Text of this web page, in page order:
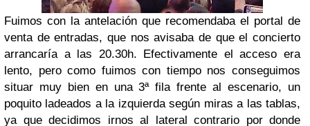
Fuimos con la antelación que recomendaba el portal de
venta de entradas, que nos avisaba de que el concierto
arrancaría a las 20.30h. Efectivamente el acceso era
lento, pero como fuimos con tiempo nos conseguimos
situar muy bien en una 3ª fila frente al escenario, un
poquito ladeados a la izquierda según miras a las tablas,
ya que decidimos irnos al lateral contrario por donde